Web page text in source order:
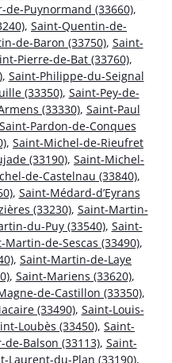
de-Puynormand (33660),
, Saint-Quentin-de-
de-Baron (33750), Saint-
Pierre-de-Bat (33760),
, Saint-Philippe-du-Seignal
(33350), Saint-Pey-de-
(33330), Saint-Paul
Saint-Pardon-de-Conques
, Saint-Michel-de-Rieufret
(33190), Saint-Michel-
de-Castelnau (33840),
, Saint-Médard-d’Eyrans
(33230), Saint-Martin-
du-Puy (33540), Saint-
Martin-de-Sescas (33490),
, Saint-Martin-de-Laye
, Saint-Mariens (33620),
de-Castillon (33350),
(33490), Saint-Louis-
Loubès (33450), Saint-
de-Balson (33113), Saint-
Laurent-du-Plan (33190),